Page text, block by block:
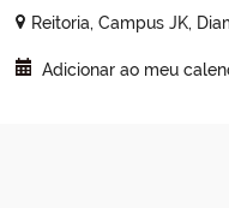
Reitoria, Campus JK,
Adicionar ao meu